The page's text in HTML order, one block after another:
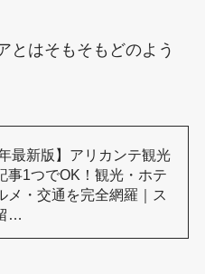
とはそもそもどのよう
最新版】アリカンテ観光
事1つでOK！観光・ホテ
メ・交通を完全網羅｜ス
…